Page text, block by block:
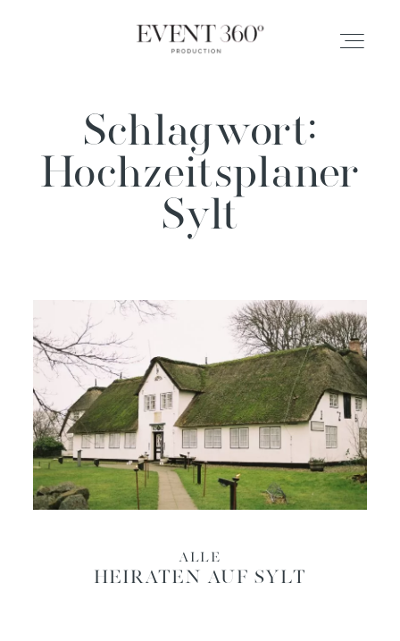
ABOUT
SERVICES
BLOG
Schlagwort:
Hochzeitsplaner
Sylt
ALLE
HEIRATEN AUF SYLT